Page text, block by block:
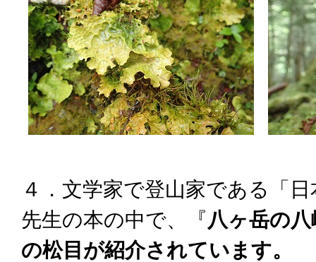
４．文学家で登山家である「
先生の本の中で、『八ヶ岳の
の松目が紹介されています。